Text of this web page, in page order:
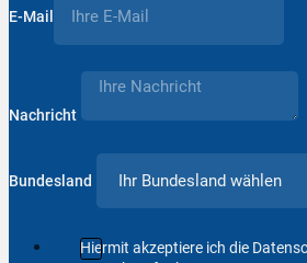
E-Mail
Nachricht
Bundesland
Hiermit akzeptiere ich die